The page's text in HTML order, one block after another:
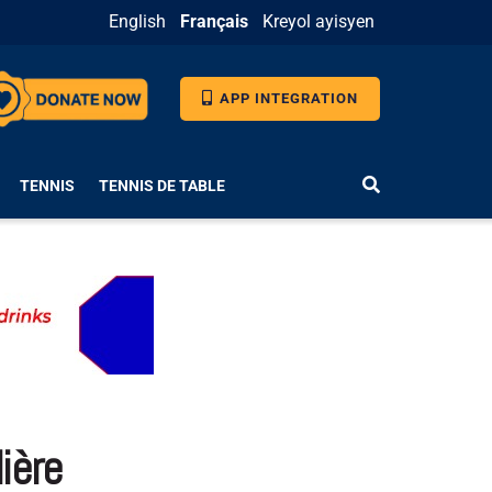
English Français Kreyol ayisyen
APP INTEGRATION
TENNIS TENNIS DE TABLE